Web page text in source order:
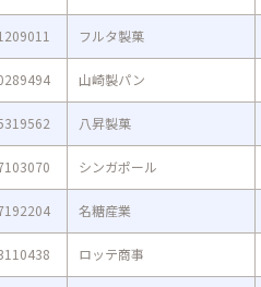
フルタ製菓
山崎製パン
八昇製菓
シンガポール
名糖産業
ロッテ商事